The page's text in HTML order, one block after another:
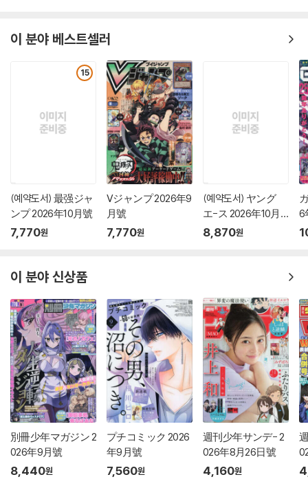
이 분야 베스트셀러
15
(예약도서) 最强ジャ
ンプ 2026年10月號
7,770원
Vジャンプ 2026年9
月號
7,770원
(예약도서) ヤング
エ-ス 2026年10月
號
8,870원
6
이 분야 신상품
別冊少年マガジン 2
026年9月號
8,440원
プチコミック 2026
年9月號
7,560원
週刊少年サンデ- 2
026年8月26日號
4,160원